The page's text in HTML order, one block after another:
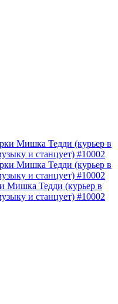
Мишка Тедди (курьер в
и станцует) #10002